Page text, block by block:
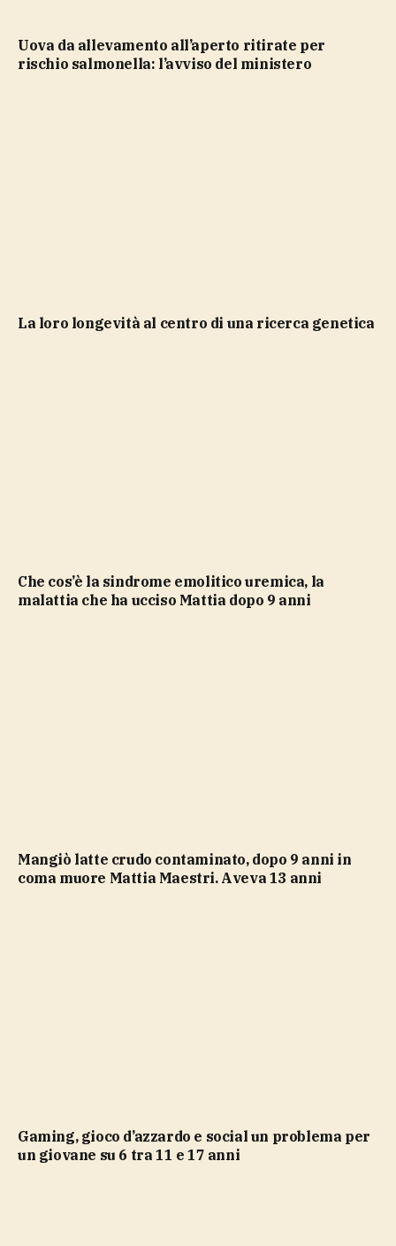
Uova da allevamento all’aperto ritirate per
rischio salmonella: l’avviso del ministero
la loro longevità al centro di una ricerca genetica
Che cos’è la sindrome emolitico uremica, la
malattia che ha ucciso Mattia dopo 9 anni
Mangiò latte crudo contaminato, dopo 9 anni in
coma muore Mattia Maestri. Aveva 13 anni
Gaming, gioco d’azzardo e social un problema per
un giovane su 6 tra 11 e 17 anni